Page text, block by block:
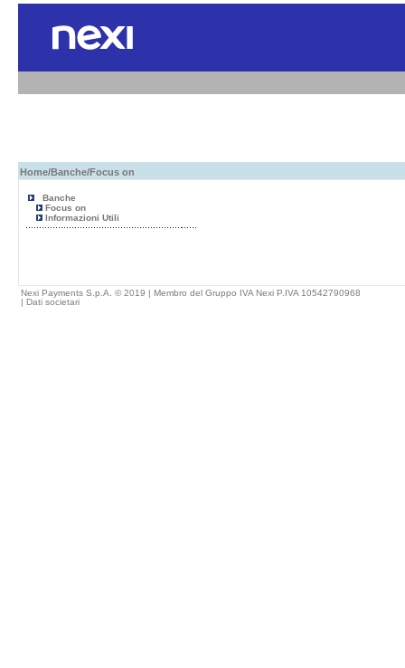
Home/Banche/Focus on
Banche
Focus on
Informazioni Utili
Nexi Payments S.p.A. © 2019 | Membro del Gruppo IVA Nexi P.IVA 10542790968
| Dati societari